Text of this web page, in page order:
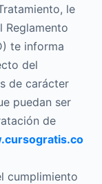
le
Reglamento
te informa
del
de carácter
puedan ser
de
cumplimiento